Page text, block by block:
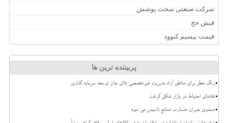
شرکت صنعتی سخت پوشش
فیش حج
قیمت بیسیم کنوود
پربیننده ترین ها
زنگ خطر برای مناطق آزاد مدیریت غیرتخصصی بلای جان توسعه سرمایه گذاری
تقاضای احتیاط در بازار شکل گرفت
صندوق جبران خسارت صنایع تاسیس می شود